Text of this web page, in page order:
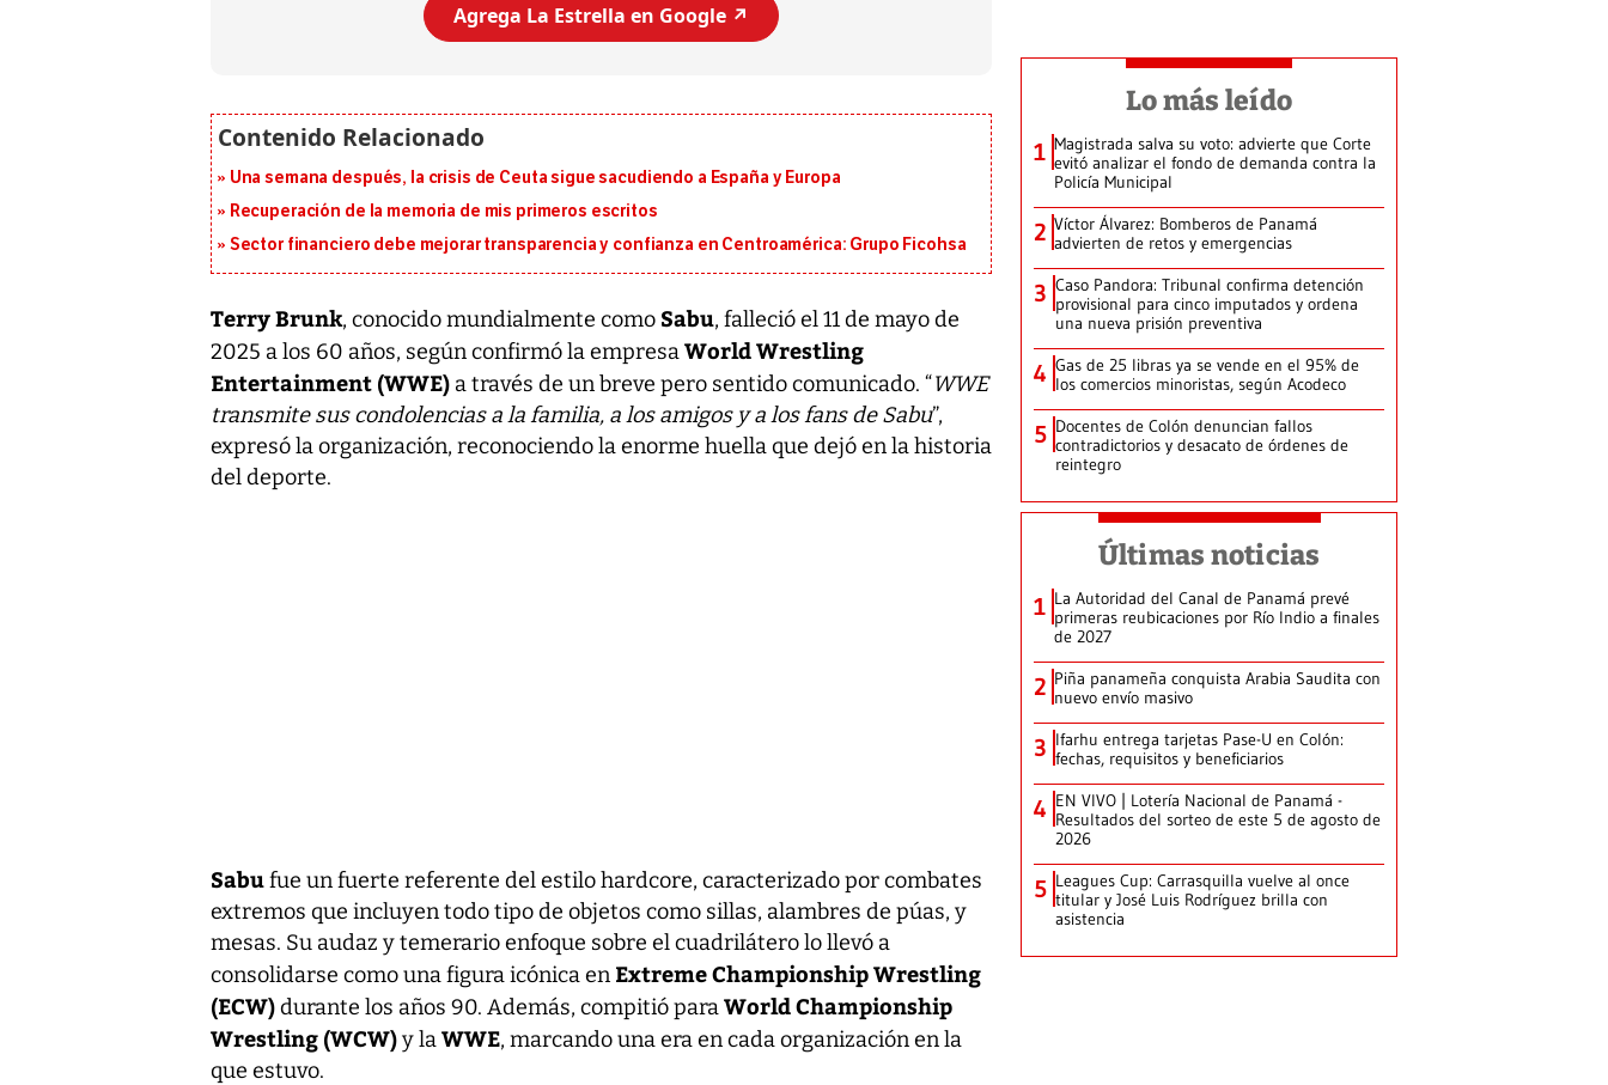
Agrega La Estrella en Google ↗️
Una semana después, la crisis de Ceuta sigue sacudiendo a España y Europa
Recuperación de la memoria de mis primeros escritos
Sector financiero debe mejorar transparencia y confianza en Centroamérica: Grupo Ficohsa
Terry Brunk, conocido mundialmente como Sabu, falleció el 11 de mayo de
2025 a los 60 años, según confirmó la empresaWorld Wrestling
Entertainment (WWE) a través de un breve pero sentido comunicado. “WWE
transmite sus condolencias a la familia, a los amigos y a los fans de Sabu”,
expresó la organización, reconociendo la enorme huella que dejó en la historia
del deporte.
Sabufue un fuerte referente del estilo hardcore, caracterizado por combates
extremos que incluyen todo tipo de objetos como sillas, alambres de púas, y
mesas. Su audaz y temerario enfoque sobre el cuadrilátero lo llevó a
consolidarse como una figura icónica en Extreme Championship Wrestling
(ECW)durante los años 90. Además, compitió paraWorld Championship
Wrestling (WCW)y laWWE, marcando una era en cada organización en la
que estuvo.
Lo más leído
1 Magistrada salva su voto: advierte que Corte
evitó analizar el fondo de demanda contra la
Policía Municipal
2 Víctor Álvarez: Bomberos de Panamá
advierten de retos y emergencias
3 Caso Pandora: Tribunal confirma detención
provisional para cinco imputados y ordena
una nueva prisión preventiva
4 Gas de 25 libras ya se vende en el 95% de
los comercios minoristas, según Acodeco
5 Docentes de Colón denuncian fallos
contradictorios y desacato de órdenes de
reintegro
Últimas noticias
1 La Autoridad del Canal de Panamá prevé
primeras reubicaciones por Río Indio a finales
de 2027
2 Piña panameña conquista Arabia Saudita con
nuevo envío masivo
3 Ifarhu entrega tarjetas Pase-U en Colón:
fechas, requisitos y beneficiarios
4 EN VIVO | Lotería Nacional de Panamá -
Resultados del sorteo de este 5 de agosto de
2026
5 Leagues Cup: Carrasquilla vuelve al once
titular y José Luis Rodríguez brilla con
asistencia